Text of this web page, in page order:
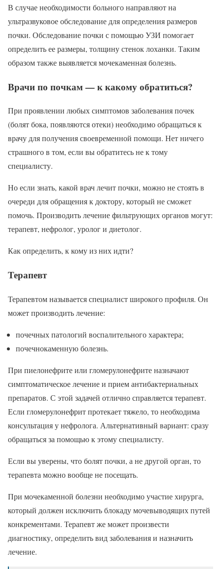
В случае необходимости больного направляют на
ультразвуковое обследование для определения размеров
почки. Обследование почки с помощью УЗИ помогает
определить ее размеры, толщину стенок лоханки. Таким
образом также выявляется мочекаменная болезнь.
Врачи по почкам — к какому обратиться?
При проявлении любых симптомов заболевания почек
(болят бока, появляются отеки) необходимо обращаться к
врачу для получения своевременной помощи. Нет ничего
страшного в том, если вы обратитесь не к тому
специалисту.
Но если знать, какой врач лечит почки, можно не стоять в
очереди для обращения к доктору, который не сможет
помочь. Производить лечение фильтрующих органов могут:
терапевт, нефролог, уролог и диетолог.
Как определить, к кому из них идти?
Терапевт
Терапевтом называется специалист широкого профиля. Он
может производить лечение:
почечных патологий воспалительного характера;
почечнокаменную болезнь.
При пиелонефрите или гломерулонефрите назначают
симптоматическое лечение и прием антибактериальных
препаратов. С этой задачей отлично справляется терапевт.
Если гломерулонефрит протекает тяжело, то необходима
консультация у нефролога. Альтернативный вариант: сразу
обращаться за помощью к этому специалисту.
Если вы уверены, что болят почки, а не другой орган, то
терапевта можно вообще не посещать.
При мочекаменной болезни необходимо участие хирурга,
который должен исключить блокаду мочевыводящих путей
конкрементами. Терапевт же может произвести
диагностику, определить вид заболевания и назначить
лечение.